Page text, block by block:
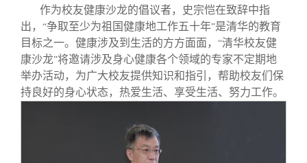
理事会名单
制度法规
作为校友健康沙龙的倡议者，史宗恺在致辞中指
出， “争取至少为祖国健康地工作五十年”是清华的教育
目标之一。健康涉及到生活的方方面面， “清华校友健
康沙龙”将邀请涉及身心健康各个领域的专家不定期地
举办活动，为广大校友提供知识和指引，帮助校友们保
持良好的身心状态，热爱生活、享受生活、努力工作。